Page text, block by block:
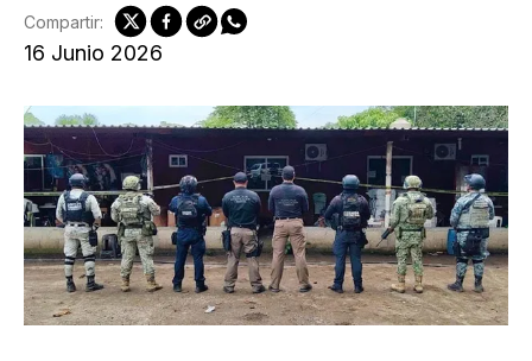
16 Junio 2026
Compartir: